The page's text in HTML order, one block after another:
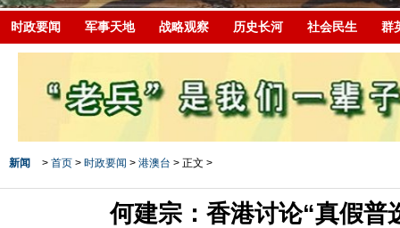
时政要闻 军事天地 战略观察 历史长河 社会民生 群
新闻 > 首页 > 时政要闻 > 港澳台 > 正文 >
何建宗：香港讨论“真假普